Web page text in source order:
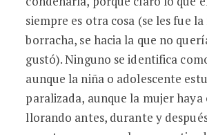
siempre es otra cosa (se les fue
borracha, se hacia la que no
gustó). Ninguno se identifica
aunque la niña o adolescente
paralizada, aunque la mujer haya
llorando antes, durante y